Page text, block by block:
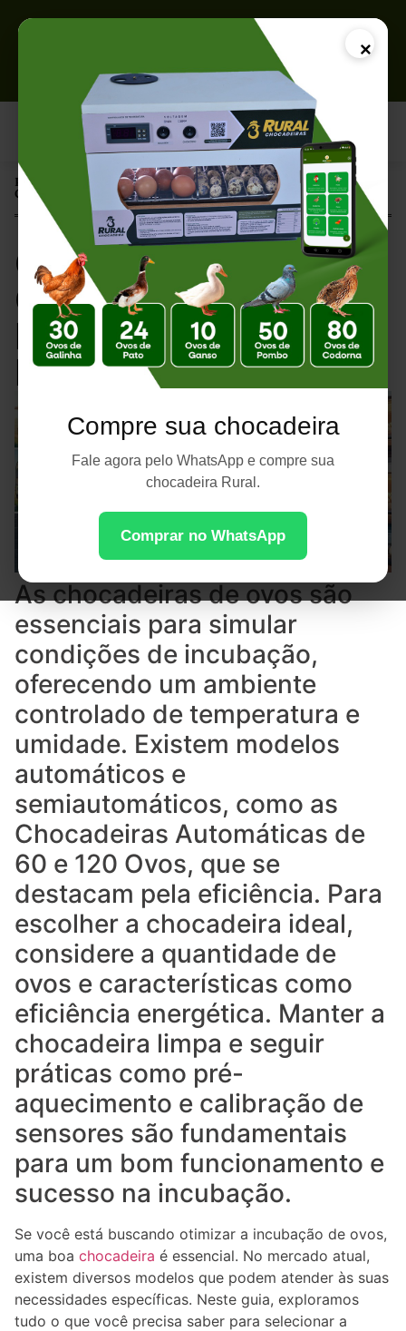
×
Compre sua chocadeira
Fale agora pelo WhatsApp e compre sua
chocadeira Rural.
Comprar no WhatsApp
Página Inicial |
Chocadeira Ovo: Guia Completo para Escolher o Melhor Modelo
Chocadeira Ovo:
Guia Completo para
Escolher o Melhor
Modelo
As chocadeiras de ovos são
essenciais para simular
condições de incubação,
oferecendo um ambiente
controlado de temperatura e
umidade. Existem modelos
automáticos e
semiautomáticos, como as
Chocadeiras Automáticas de
60 e 120 Ovos, que se
destacam pela eficiência. Para
escolher a chocadeira ideal,
considere a quantidade de
ovos e características como
eficiência energética. Manter a
chocadeira limpa e seguir
práticas como pré-
aquecimento e calibração de
sensores são fundamentais
para um bom funcionamento e
sucesso na incubação.
Se você está buscando otimizar a incubação de ovos,
uma boa chocadeira é essencial. No mercado atual,
existem diversos modelos que podem atender às suas
necessidades específicas. Neste guia, exploramos
tudo o que você precisa saber para selecionar a